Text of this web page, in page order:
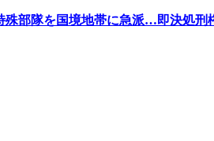
殊部隊を国境地帯に急派…即決処刑